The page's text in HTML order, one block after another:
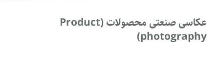
عکاسی صنعتی محصولات (Product
photography)